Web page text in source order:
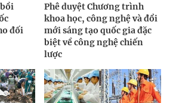
đối
Phê duyệt Chương trình
khoa học, công nghệ và đổi
mới sáng tạo quốc gia đặc
biệt về công nghệ chiến
lược